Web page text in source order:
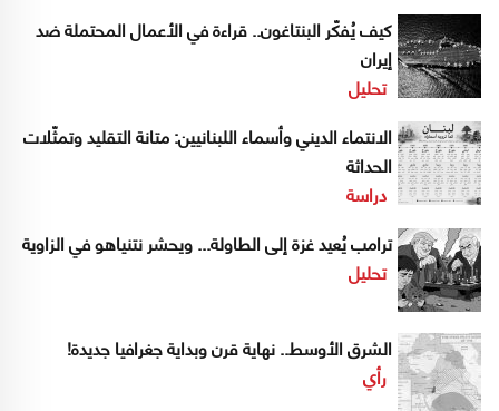
كيف يُفكّر البنتاغون.. قراءة في الأعمال المحتملة ضد
إيران
تحليل
الانتماء الديني وأسماء اللبنانيين: متانة التقليد وتمثّلات
الحداثة
دراسة
ترامب يُعيد غزة إلى الطاولة... ويحشر نتنياهو في الزاوية
تحليل
الشرق الأوسط.. نهاية قرن وبداية جغرافيا جديدة!
رأي